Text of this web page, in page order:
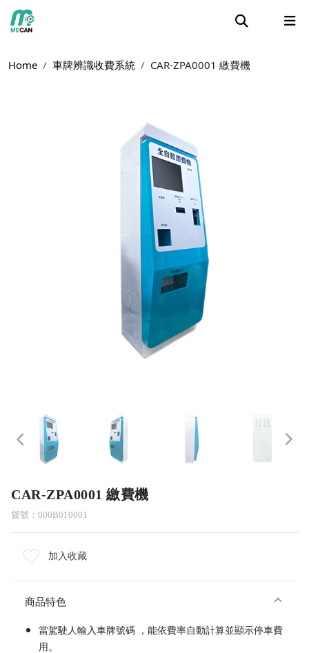
Home 車牌辨識收費系統 CAR-ZPA0001 繳費機
CAR-ZPA0001 繳費機
貨號：000B010001
加入收藏
商品特色
當駕駛人輸入車牌號碼 ，能依費率自動計算並顯示停車費
用。